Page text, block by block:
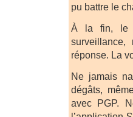
pu battre le
À la fin, le
réponse. La
Ne jamais
dégâts,
avec PGP.